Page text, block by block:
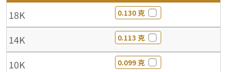
18K 0.130 克
14K 0.113 克
10K 0.099 克